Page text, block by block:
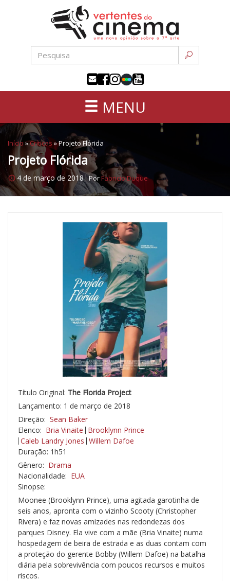
conteúdo
sétima
MENU
Início »Críticas »Projeto Flórida
Projeto Flórida
4 de março de 2018 Por Fabricio Duque
Título Original: The Florida Project
Lançamento: 1 de março de 2018
Direção: Sean Baker
Elenco: Bria Vinaite Brooklynn Prince
Caleb Landry Jones Willem Dafoe
Duração: 1h51
Gênero: Drama
Nacionalidade: EUA
Sinopse:
Moonee (Brooklynn Prince), uma agitada garotinha de
seis anos, apronta com o vizinho Scooty (Christopher
Rivera) e faz novas amizades nas redondezas dos
parques Disney. Ela vive com a mãe (Bria Vinaite) numa
hospedagem de beira de estrada e as duas contam com
a proteção do gerente Bobby (Willem Dafoe) na batalha
diária pela sobrevivência com poucos recursos e muitos
riscos.